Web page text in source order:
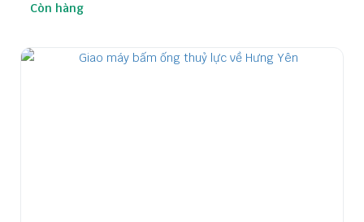
Còn hàng